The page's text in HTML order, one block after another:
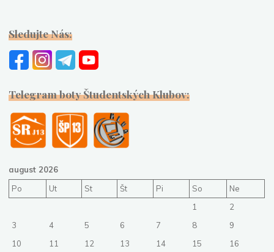
Sledujte Nás:
Telegram boty Študentských Klubov:
august 2026
Po
Ut St Št Pi So
Ne
1
2
3
4 5 6 7 8
9
10
11 12 13 14 15
16